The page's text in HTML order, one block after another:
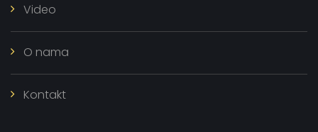
Video
O nama
Kontakt